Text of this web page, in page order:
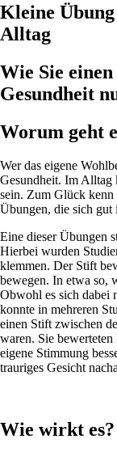
Kleine
Alltag
Wie Sie
Gesundheit
Worum geht
Wer das eigene
Gesundheit. Im Alltag
sein. Zum Glück
Übungen, die sich gut
Eine dieser Übungen
Hierbei wurden
klemmen. Der Stift
bewegen. In etwa so,
Obwohl es sich dabei
konnte in mehreren
einen Stift zwischen
waren. Sie
eigene Stimmung
trauriges Gesicht
Wie wirkt es?